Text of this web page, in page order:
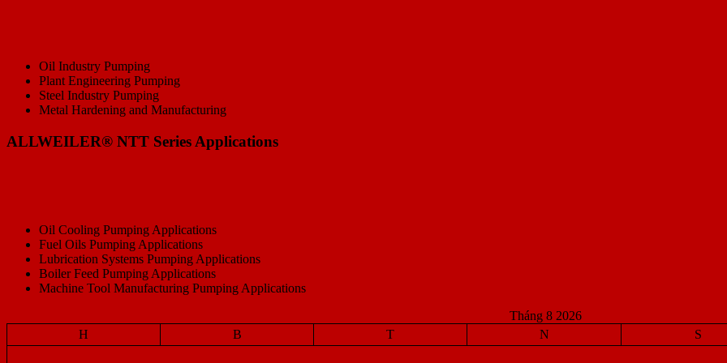
Oil Industry Pumping
Plant Engineering Pumping
Steel Industry Pumping
Metal Hardening and Manufacturing
ALLWEILER® NTT Series Applications
Oil Cooling Pumping Applications
Fuel Oils Pumping Applications
Lubrication Systems Pumping Applications
Boiler Feed Pumping Applications
Machine Tool Manufacturing Pumping Applications
Tháng 8 2026
H
B T N S